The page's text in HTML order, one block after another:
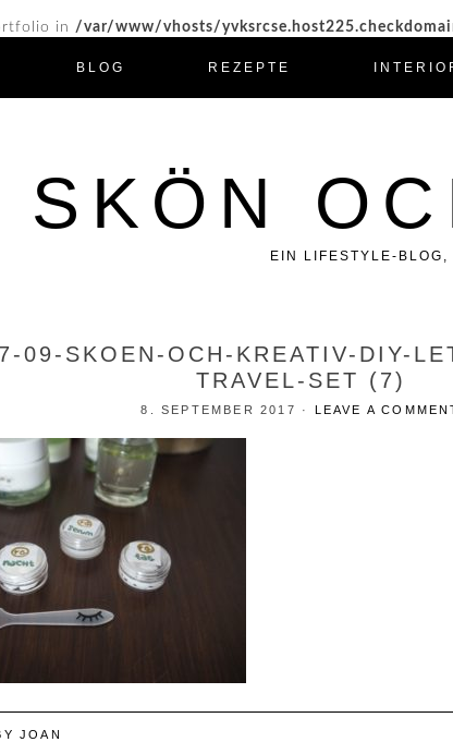
in /var/www/vhosts/
BLOG REZEPTE
SKÖN
EIN LIFESTYLE-
09-SKOEN-OCH-KREATIV-DIY-
TRAVEL-SET (7)
8. SEPTEMBER 2017 · LEAVE A
JOAN